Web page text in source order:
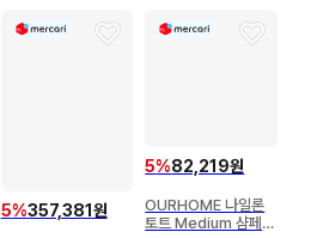
5%357,381원
5%82,219원
OURHOME 나일론
토트 Medium 샴페인